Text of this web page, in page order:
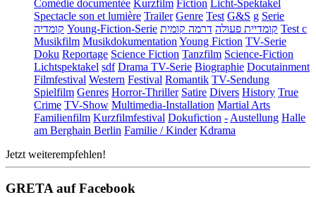
Comédie documentée Kurzfilm Fiction Licht-Spektakel
Spectacle son et lumière Trailer Genre Test G&S g Serie
קומדיה Young-Fiction-Serie קומדיית פעולה דרמה קומית
Test c
Musikfilm Musikdokumentation Young Fiction TV-Serie
Doku Reportage Science Fiction Tanzfilm Science-Fiction
Lichtspektakel sdf Drama TV-Serie Biographie Docutainment
Filmfestival Western Festival Romantik TV-Sendung
Spielfilm Genres Horror-Thriller Satire Divers History True
Crime TV-Show Multimedia-Installation Martial Arts
Familienfilm Kurzfilmfestival Dokufiction - Austellung Halle
am Berghain Berlin Familie / Kinder Kdrama
Jetzt weiterempfehlen!
GRETA auf Facebook